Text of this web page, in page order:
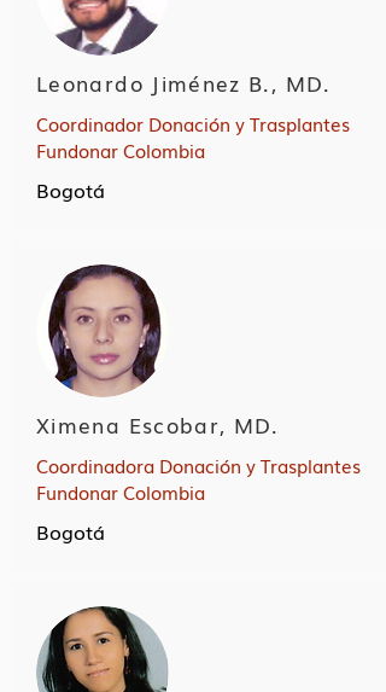
Leonardo Jiménez B., MD.
Coordinador Donación y Trasplantes
Fundonar Colombia
Bogotá
Ximena Escobar, MD.
Coordinadora Donación y Trasplantes
Fundonar Colombia
Bogotá